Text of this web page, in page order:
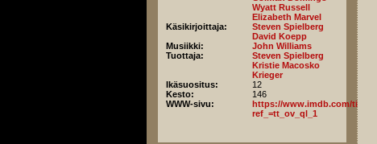
Wyatt Russell
Elizabeth Marvel
Käsikirjoittaja:
Steven Spielberg
David Koepp
Musiikki:
John Williams
Tuottaja:
Steven Spielberg
Kristie Macosko
Krieger
Ikäsuositus:
12
Kesto:
146
WWW-sivu:
https://www.imdb.com/title/
ref_=tt_ov_ql_1